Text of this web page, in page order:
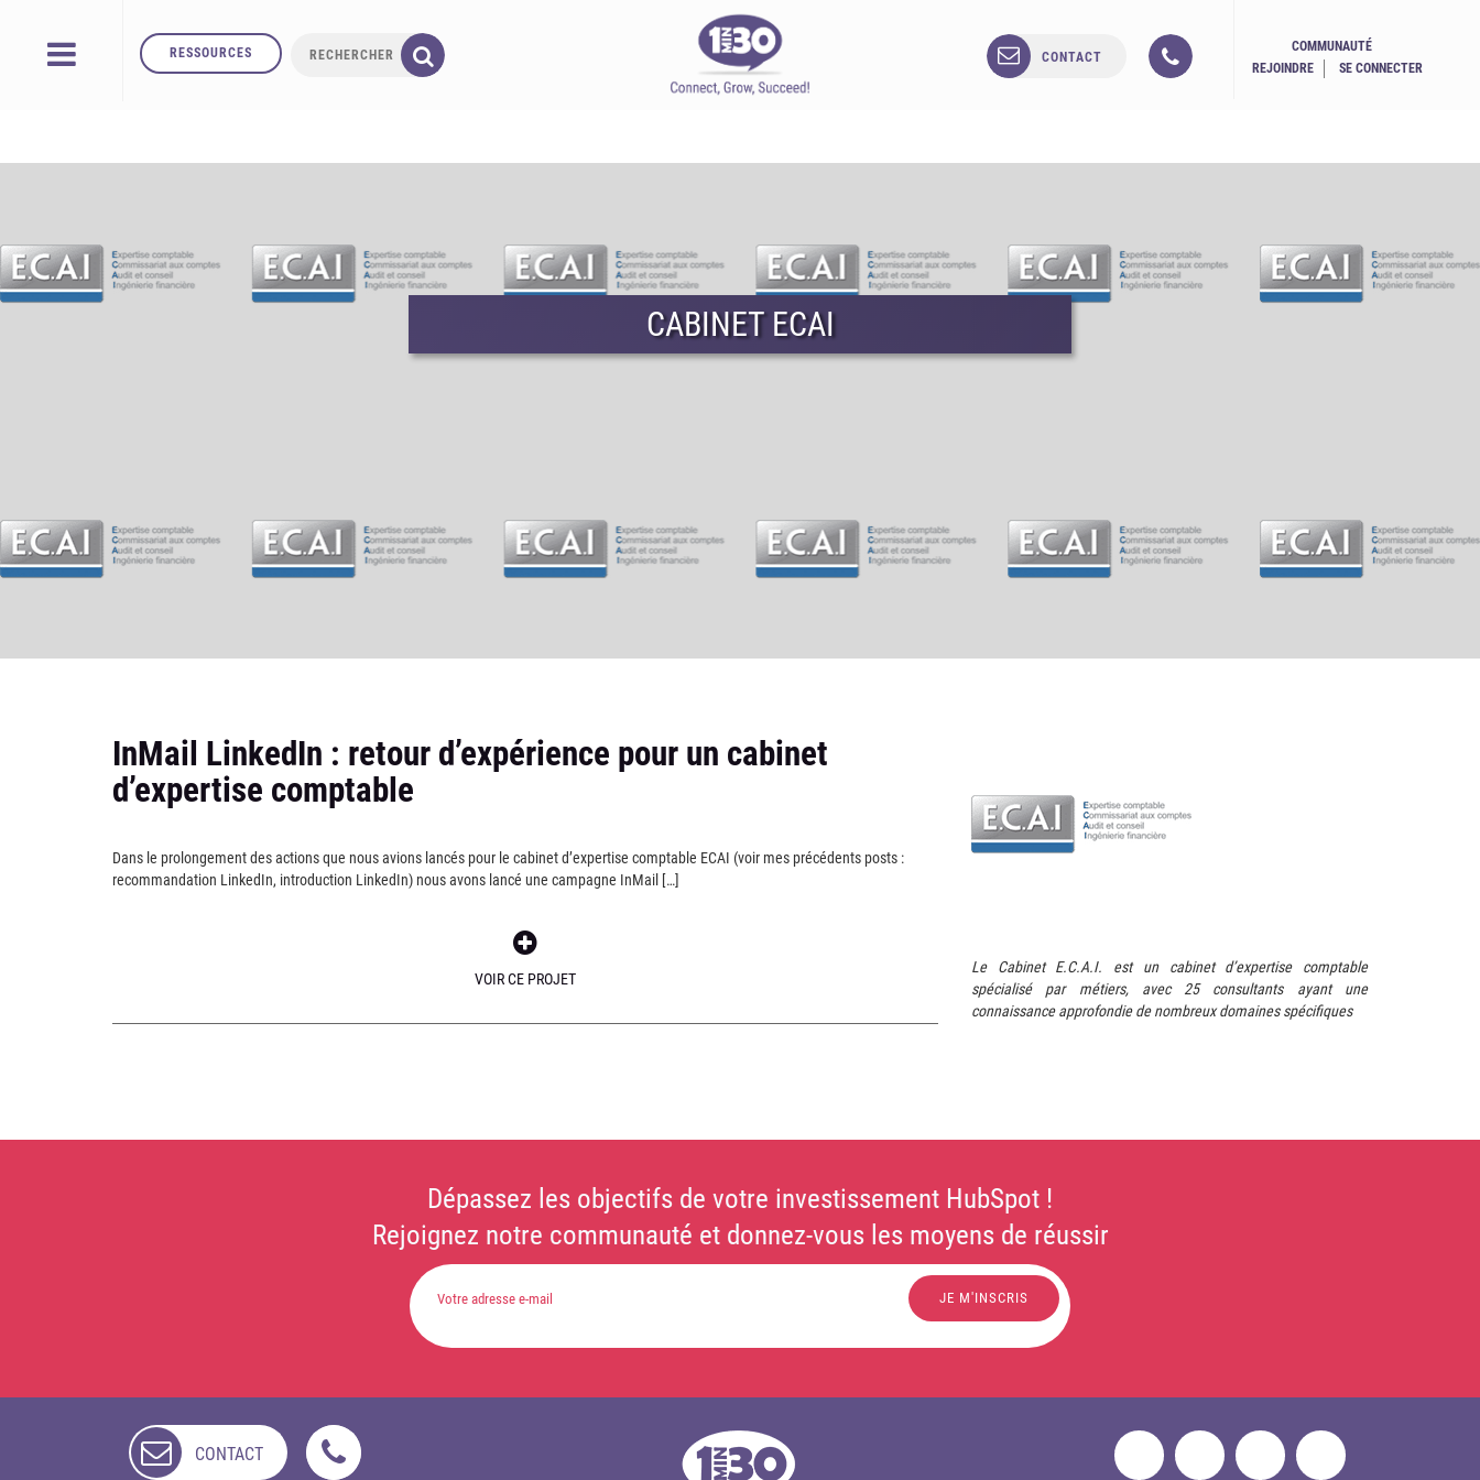
RESSOURCES CONTACT
COMMUNAUTÉ
REJOINDRE
SE CONNECTER
CABINET ECAI
InMail LinkedIn : retour d’expérience pour un cabinet
d’expertise comptable
Dans le prolongement des actions que nous avions lancés pour le cabinet d’expertise comptable ECAI (voir mes précédents posts :
recommandation LinkedIn, introduction LinkedIn) nous avons lancé une campagne InMail […]
VOIR CE PROJET
Le Cabinet E.C.A.I. est un cabinet d’expertise comptable
spécialisé par métiers, avec 25 consultants ayant une
connaissance approfondie de nombreux domaines spécifiques
Dépassez les objectifs de votre investissement HubSpot !
Rejoignez notre communauté et donnez-vous les moyens de réussir
CONTACT